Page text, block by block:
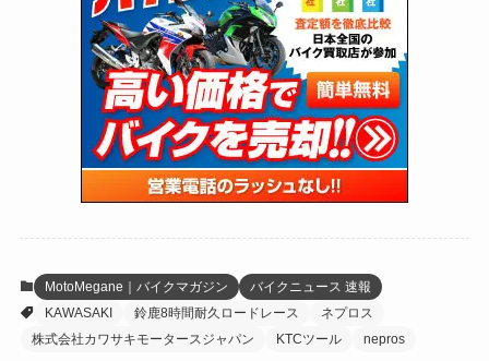
(5)
(12)
(64)
(109)
(24)
(47)
(15)
(5)
(4)
(6)
(17)
(5)
(27)
(38)
(131)
(85)
(21)
(61)
(171)
(98)
(13)
(60)
(274)
(171)
(38)
(47)
(59)
(41)
(255)
(204)
(33)
(34)
(35)
(41)
(16) (13)
(19)
(12)
(16)
(4)
MotoMegane｜バイクマガジン
バイクニュース 速報
KAWASAKI
鈴鹿8時間耐久ロードレース
ネプロス
株式会社カワサキモータースジャパン
KTCツール nepros